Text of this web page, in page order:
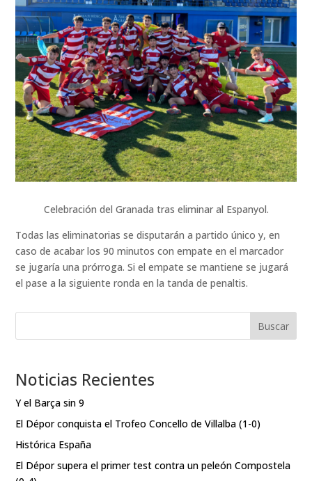
Celebración del Granada tras eliminar al Espanyol.
Todas las eliminatorias se disputarán a partido único y, en
caso de acabar los 90 minutos con empate en el marcador
se jugaría una prórroga. Si el empate se mantiene se jugará
el pase a la siguiente ronda en la tanda de penaltis.
Buscar
Noticias Recientes
Y el Barça sin 9
El Dépor conquista el Trofeo Concello de Villalba (1-0)
Histórica España
El Dépor supera el primer test contra un peleón Compostela